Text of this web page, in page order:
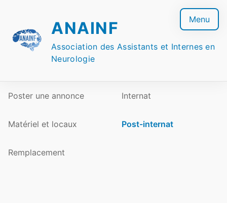
content
ANAINF
Association des Assistants et Internes en
Neurologie
Menu
Poster une annonce Internat
Matériel et locaux Post-internat
Remplacement